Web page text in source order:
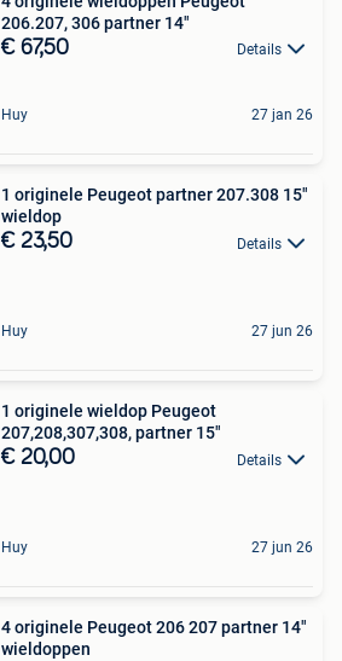
206.207, 306 partner 14"
€ 67,50 Details
Huy 27 jan 26
1 originele Peugeot partner 207.308 15"
wieldop
€ 23,50 Details
Huy 27 jun 26
1 originele wieldop Peugeot
207,208,307,308, partner 15"
€ 20,00 Details
Huy 27 jun 26
4 originele Peugeot 206 207 partner 14"
wieldoppen